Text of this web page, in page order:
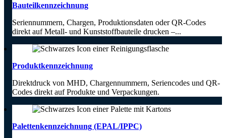
Bauteilkennzeichnung
Seriennummern, Chargen, Produktionsdaten oder QR-Codes
direkt auf Metall- und Kunststoffbauteile drucken –...
Produktkennzeichnung
Direktdruck von MHD, Chargennummern, Seriencodes und QR-
Codes direkt auf Produkte und Verpackungen.
Palettenkennzeichnung (EPAL/IPPC)